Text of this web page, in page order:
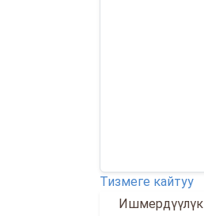
Тизмеге кайтуу
Ишмердүүлүк